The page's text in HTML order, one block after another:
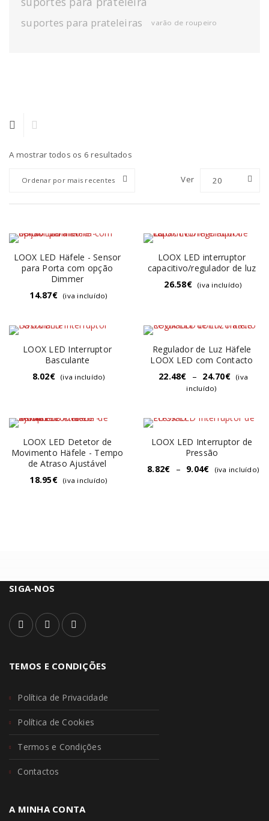
suportes para prateleiras varão de roupeiro
A mostrar todos os 6 resultados
Ordenar por mais recentes Ver 20
LOOX LED Häfele - Sensor
para Porta com opção
Dimmer
14.87€ (iva incluído)
LOOX LED interruptor
capacitivo/regulador de luz
26.58€ (iva incluído)
LOOX LED Interruptor
Basculante
8.02€ (iva incluído)
Regulador de Luz Häfele
LOOX LED com Contacto
22.48€ – 24.70€
(iva
incluído)
LOOX LED Detetor de
Movimento Häfele - Tempo
de Atraso Ajustável
18.95€ (iva incluído)
LOOX LED Interruptor de
Pressão
8.82€ – 9.04€ (iva incluído)
SIGA-NOS
TEMOS E CONDIÇÕES
Política de Privacidade
Política de Cookies
Termos e Condições
Contactos
A MINHA CONTA